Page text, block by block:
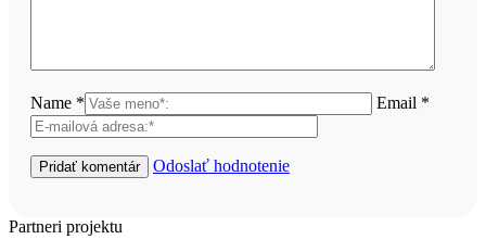
Name * Email *
Odoslať hodnotenie
Partneri projektu